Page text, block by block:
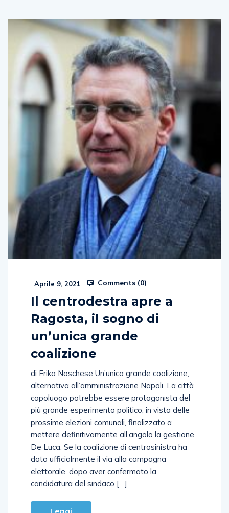
Il centrodestra apre a
Ragosta, il sogno di
un’unica grande
di Erika Noschese Un’unica grande coalizione,
alternativa all’amministrazione Napoli. La città
capoluogo potrebbe essere protagonista del
più grande esperimento politico, in vista delle
prossime elezioni comunali, finalizzato a
mettere definitivamente all’angolo la gestione
De Luca. Se la coalizione di centrosinistra ha
dato ufficialmente il via alla campagna
elettorale, dopo aver confermato la